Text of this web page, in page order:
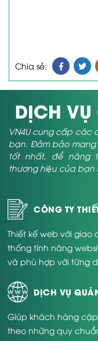
Chia sẻ:
DỊCH VỤ
VN4U cung cấp các
bạn. Đảm bảo mang
tốt nhất, để nâng
thương hiệu của bạn
CÔNG TY
Thiết kế web với giao
thống tính năng
và phù hợp với từng
DỊCH VỤ
Giúp khách hàng
theo những quy